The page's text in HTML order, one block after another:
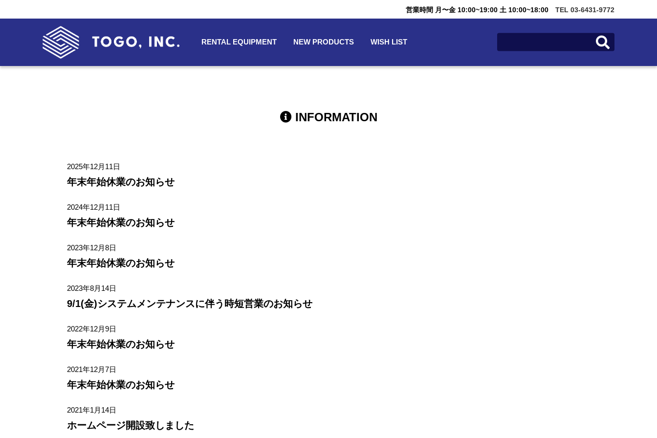
営業時間 月〜金 10:00~19:00 土 10:00~18:00 TEL 03-6431-9772
RENTAL EQUIPMENT NEW PRODUCTS WISH LIST
INFORMATION
年末年始休業のお知らせ
2025年12月11日
年末年始休業のお知らせ
2024年12月11日
年末年始休業のお知らせ
2023年12月8日
9/1(金)システムメンテナンスに伴う時短営業のお知らせ
2023年8月14日
年末年始休業のお知らせ
2022年12月9日
年末年始休業のお知らせ
2021年12月7日
ホームページ開設致しました
2021年1月14日